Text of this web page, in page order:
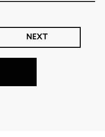
NEXT